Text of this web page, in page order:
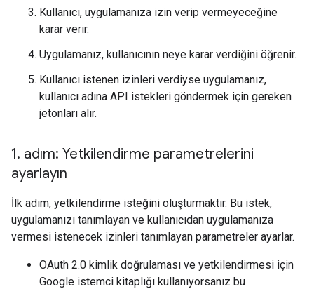
Kullanıcı, uygulamanıza izin verip vermeyeceğine
karar verir.
Uygulamanız, kullanıcının neye karar verdiğini öğrenir.
Kullanıcı istenen izinleri verdiyse uygulamanız,
kullanıcı adına API istekleri göndermek için gereken
jetonları alır.
1. adım: Yetkilendirme parametrelerini
ayarlayın
İlk adım, yetkilendirme isteğini oluşturmaktır. Bu istek,
uygulamanızı tanımlayan ve kullanıcıdan uygulamanıza
vermesi istenecek izinleri tanımlayan parametreler ayarlar.
OAuth 2.0 kimlik doğrulaması ve yetkilendirmesi için
Google istemci kitaplığı kullanıyorsanız bu